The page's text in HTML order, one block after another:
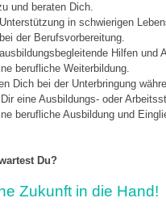
und beraten Dich.
in schwierigen
der Berufsvorbereitung.
Hilfen und
berufliche Weiterbildung.
Dich bei der Unterbringung
eine Ausbildungs- oder
berufliche Ausbildung und
Du?
Zukunft in die Hand!